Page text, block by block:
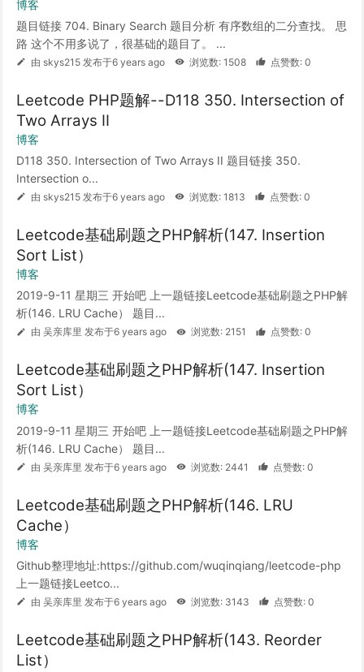
博客
题目链接 704. Binary Search 题目分析 有序数组的二分查找。 思
路 这个不用多说了，很基础的题目了。 ...
由 skys215 发布于6 years ago 浏览数: 1508 点赞数: 0
Leetcode PHP题解--D118 350. Intersection of
Two Arrays II
博客
D118 350. Intersection of Two Arrays II 题目链接 350.
Intersection o...
由 skys215 发布于6 years ago 浏览数: 1813 点赞数: 0
Leetcode基础刷题之PHP解析(147. Insertion
Sort List）
博客
2019-9-11 星期三 开始吧 上一题链接Leetcode基础刷题之PHP解
析(146. LRU Cache） 题目...
由 吴亲库里 发布于6 years ago 浏览数: 2151 点赞数: 0
Leetcode基础刷题之PHP解析(147. Insertion
Sort List）
博客
2019-9-11 星期三 开始吧 上一题链接Leetcode基础刷题之PHP解
析(146. LRU Cache） 题目...
由 吴亲库里 发布于6 years ago 浏览数: 2441 点赞数: 0
Leetcode基础刷题之PHP解析(146. LRU
Cache）
博客
Github整理地址:https://github.com/wuqinqiang/leetcode-php
上一题链接Leetco...
由 吴亲库里 发布于6 years ago 浏览数: 3143 点赞数: 0
Leetcode基础刷题之PHP解析(143. Reorder
List）